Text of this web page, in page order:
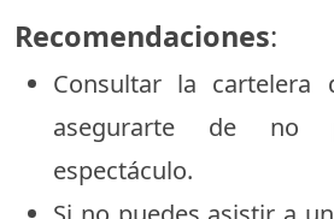
Recomendaciones:
Consultar la cartelera
asegurarte de no
espectáculo.